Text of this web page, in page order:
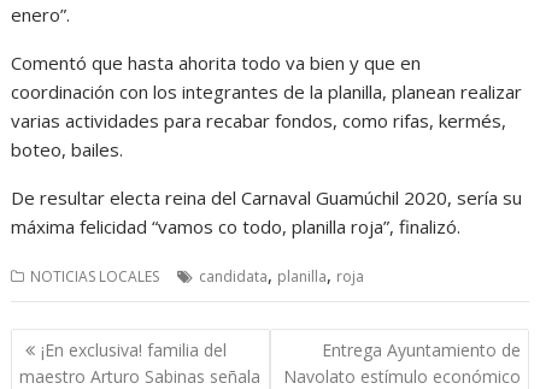
enero”.
Comentó que hasta ahorita todo va bien y que en
coordinación con los integrantes de la planilla, planean realizar
varias actividades para recabar fondos, como rifas, kermés,
boteo, bailes.
De resultar electa reina del Carnaval Guamúchil 2020, sería su
máxima felicidad “vamos co todo, planilla roja”, finalizó.
NOTICIAS LOCALES candidata, planilla, roja
Navegación
de
¡En exclusiva! familia del
maestro Arturo Sabinas señala
Entrega Ayuntamiento de
Navolato estímulo económico